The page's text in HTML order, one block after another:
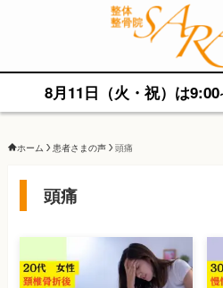
8月11日（火・祝）は
ホーム 患者さまの声 頭痛
頭痛